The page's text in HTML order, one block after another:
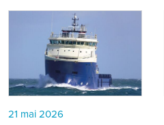
21 mai 2026